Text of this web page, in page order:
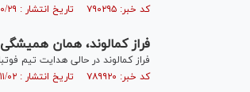
کد خبر: ۷۹۰۲۹۵ تاریخ انتشار : ۱۴۰۰/۱۰/۲۹
فراز کمالوند، همان
فراز کمالوند در حالی هدایت تیم فوتبال نفت مسجدسلیمان
کد خبر: ۷۸۹۹۲۰ تاریخ انتشار : ۱۴۰۰/۱۱/۰۲